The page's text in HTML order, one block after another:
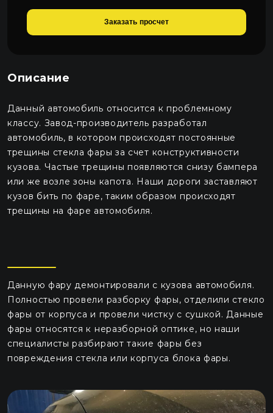
Заказать просчет
Описание
Данный автомобиль относится к проблемному
классу. Завод-производитель разработал
автомобиль, в котором происходят постоянные
трещины стекла фары за счет конструктивности
кузова. Частые трещины появляются снизу бампера
или же возле зоны капота. Наши дороги заставляют
кузов бить по фаре, таким образом происходят
трещины на фаре автомобиля.
Данную фару демонтировали с кузова автомобиля.
Полностью провели разборку фары, отделили стекло
фары от корпуса и провели чистку с сушкой. Данные
фары относятся к неразборной оптике, но наши
специалисты разбирают такие фары без
повреждения стекла или корпуса блока фары.